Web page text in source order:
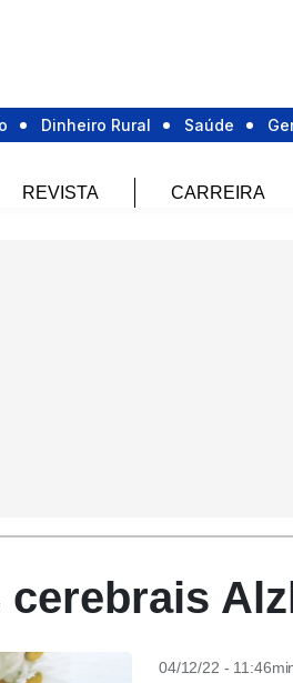
Dinheiro Rural Saúde
REVISTA CARREIRA
04/12/22 -